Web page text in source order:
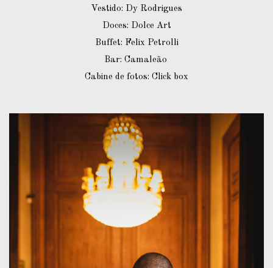
Vestido: Dy Rodrigues
Doces: Dolce Art
Buffet: Felix Petrolli
Bar: Camaleão
Cabine de fotos: Click box